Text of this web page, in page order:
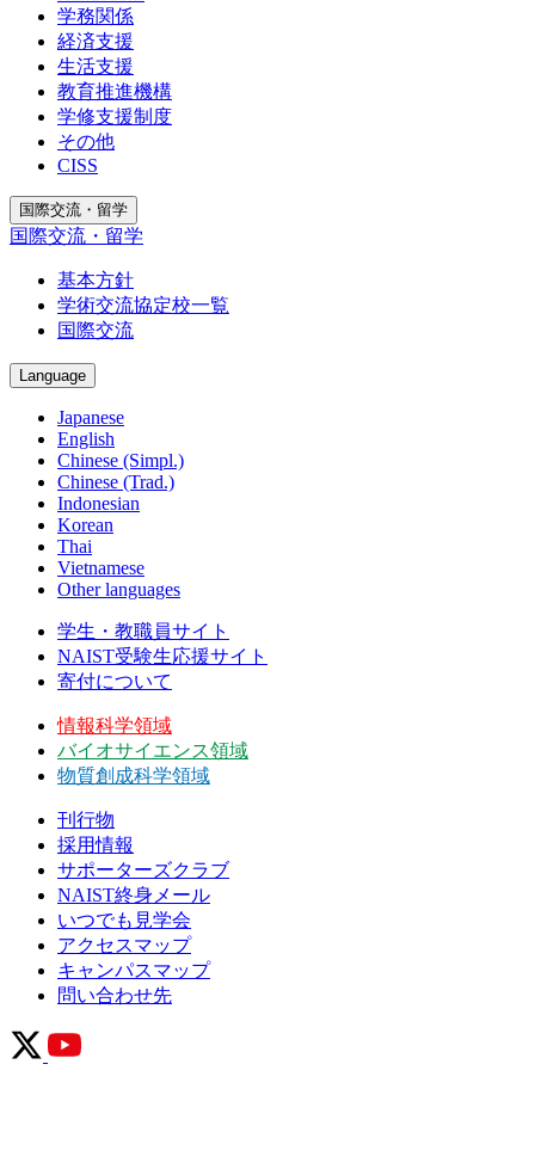
学務関係
経済支援
生活支援
教育推進機構
学修支援制度
その他
CISS
国際交流・留学
国際交流・留学
基本方針
学術交流協定校一覧
国際交流
Language
Japanese
English
Chinese (Simpl.)
Chinese (Trad.)
Indonesian
Korean
Thai
Vietnamese
Other languages
学生・教職員サイト
NAIST受験生応援サイト
寄付について
情報科学領域
バイオサイエンス領域
物質創成科学領域
刊行物
採用情報
サポーターズクラブ
NAIST終身メール
いつでも見学会
アクセスマップ
キャンパスマップ
問い合わせ先